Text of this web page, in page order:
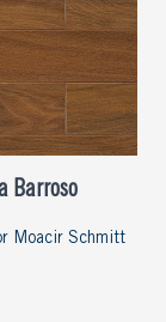
Barroso
Moacir Schmitt